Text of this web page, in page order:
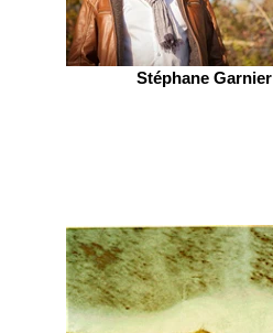
Stéphane Garnier